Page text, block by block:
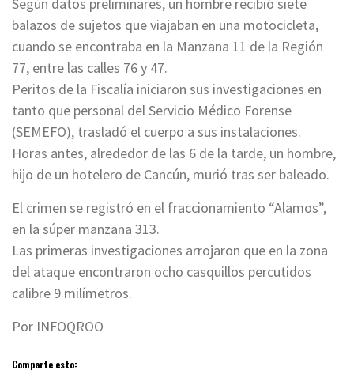
balazos de sujetos que viajaban en una motocicleta,
cuando se encontraba en la Manzana 11 de la Región
77, entre las calles 76 y 47.
Peritos de la Fiscalía iniciaron sus investigaciones en
tanto que personal del Servicio Médico Forense
(SEMEFO), trasladó el cuerpo a sus instalaciones.
Horas antes, alrededor de las 6 de la tarde, un hombre,
hijo de un hotelero de Cancún, murió tras ser baleado.
El crimen se registró en el fraccionamiento “Alamos”,
en la súper manzana 313.
Las primeras investigaciones arrojaron que en la zona
del ataque encontraron ocho casquillos percutidos
calibre 9 milímetros.
Por INFOQROO
Comparte esto: